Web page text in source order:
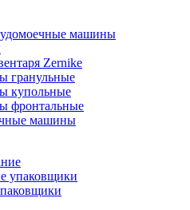
машины
Zernike
гранульные
купольные
фронтальные
машины
упаковщики